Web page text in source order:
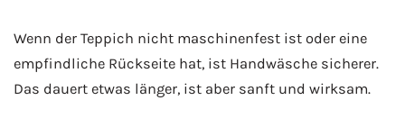
Wenn der Teppich nicht maschinenfest ist oder eine
empfindliche Rückseite hat, ist Handwäsche sicherer.
Das dauert etwas länger, ist aber sanft und wirksam.